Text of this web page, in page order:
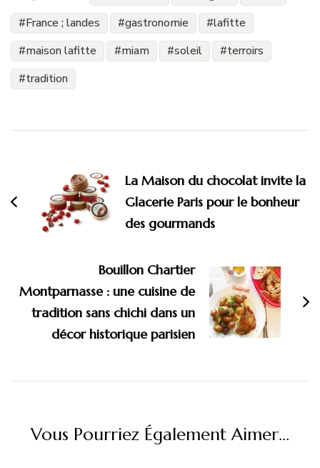
France ; landes
gastronomie
lafitte
maison lafitte
miam soleil
terroirs
tradition
La Maison du chocolat invite la
Glacerie Paris pour le bonheur
des gourmands
Bouillon Chartier
Montparnasse : une cuisine de
tradition sans chichi dans un
décor historique parisien
Vous Pourriez Également Aimer...